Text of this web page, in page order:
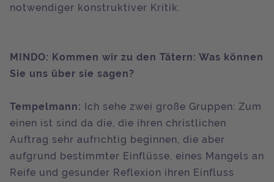
notwendiger konstruktiver Kritik.
MINDO: Kommen wir zu den Tätern: Was können
Sie uns über sie sagen?
Tempelmann: Ich sehe zwei große Gruppen: Zum
einen ist sind da die, die ihren christlichen
Auftrag sehr aufrichtig beginnen, die aber
aufgrund bestimmter Einflüsse, eines Mangels an
Reife und gesunder Reflexion ihren Einfluss